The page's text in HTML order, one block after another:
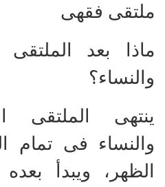
ملتقى فقهى
ماذا بعد
والنساء؟
ينتهى الملتقى
والنساء فى تمام
الظهر، ويبدأ